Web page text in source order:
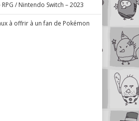
/ Nintendo Switch – 2023
à offrir à un fan de Pokémon